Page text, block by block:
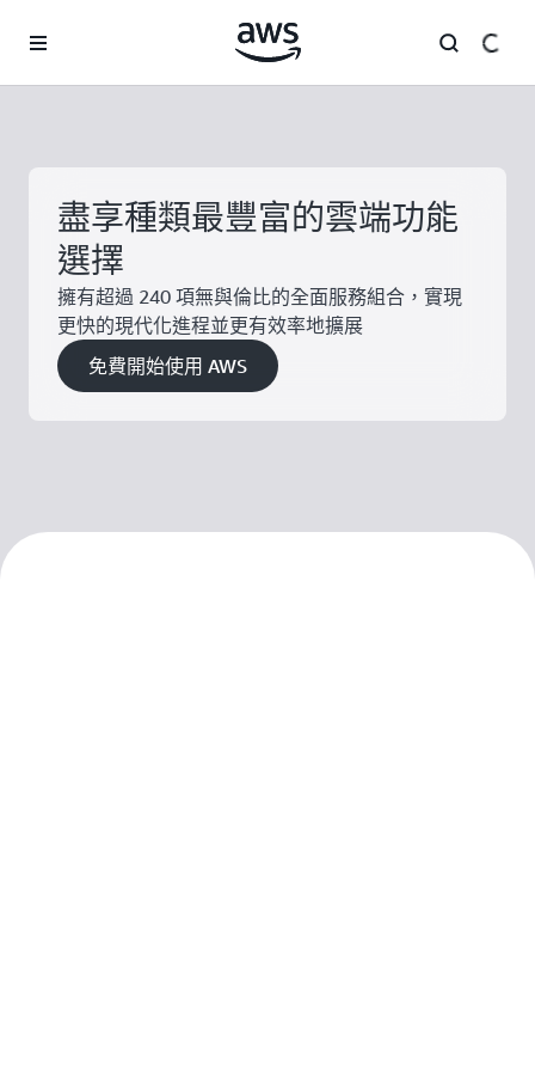
盡享種類最豐富的雲端功能
選擇
擁有超過 240 項無與倫比的全面服務組合，實現
更快的現代化進程並更有效率地擴展
免費開始使用 AWS